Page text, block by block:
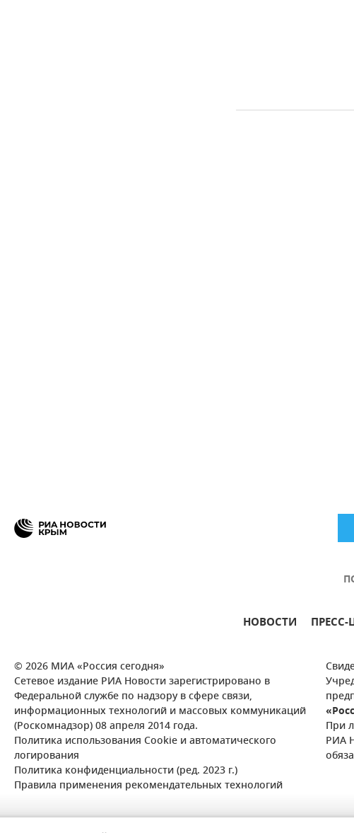
НОВОСТИ ПРЕСС-
© 2026 МИА «Россия сегодня»
Сетевое издание РИА Новости зарегистрировано в
Федеральной службе по надзору в сфере связи,
информационных технологий и массовых коммуникаций
(Роскомнадзор) 08 апреля 2014 года.
Политика использования Cookie и автоматического
логирования
Политика конфиденциальности (ред. 2023 г.)
Правила применения рекомендательных технологий
При
РИА